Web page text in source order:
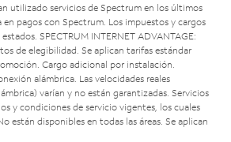
utilizado servicios de Spectrum en los últimos
pagos con Spectrum. Los impuestos y cargos
SPECTRUM INTERNET ADVANTAGE:
de elegibilidad. Se aplican tarifas estándar
Cargo adicional por instalación.
alámbrica. Las velocidades reales
varían y no están garantizadas. Servicios
y condiciones de servicio vigentes, los cuales
están disponibles en todas las áreas. Se aplican